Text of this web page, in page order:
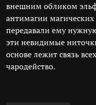
внешним обликом
антимагии
передавали ему
эти невидимые
основе лежит связь
чародейство.